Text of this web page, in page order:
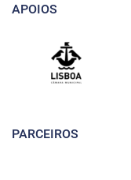
APOIOS
PARCEIROS